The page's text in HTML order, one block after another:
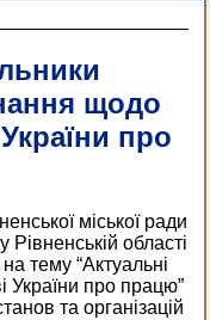
щодо
про
міської ради
області
тему “Актуальні
України про працю”
та організацій